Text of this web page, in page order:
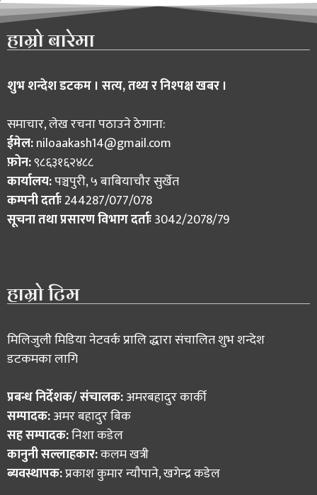
हाम्रो बारेमा
शुभ शन्देश डटकम । सत्य, तथ्य र निश्पक्ष खबर ।
समाचार, लेख रचना पठाउने ठेगाना:
ईमेल:niloaakash14@gmail.com
फ़ोन:९८६३१६२४८८
कार्यालय:पञ्चपुरी, ५ बाबियाचौर सुर्खेत
कम्पनी दर्ताः244287/077/078
सूचना तथा प्रसारण विभाग दर्ताः3042/2078/79
हाम्रो टिम
मिलिजुली मिडिया नेटवर्क प्रालि द्धारा संचालित शुभ शन्देश
डटकमका लागि
प्रबन्ध निर्देशक/ संचालक:अमरबहादुर कार्की
सम्पादक:अमर बहादुर बिक
सह सम्पादक:निशा कडेल
कानुनी सल्लाहकार:कलम खत्री
ब्यवस्थापक:प्रकाश कुमार न्याैपाने, खगेन्द्र कडेल